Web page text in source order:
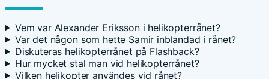
Vem var Alexander Eriksson i helikopterrånet?
Var det någon som hette Samir inblandad i rånet?
Diskuteras helikopterrånet på Flashback?
Hur mycket stal man vid helikopterrånet?
Vilken helikopter användes vid rånet?